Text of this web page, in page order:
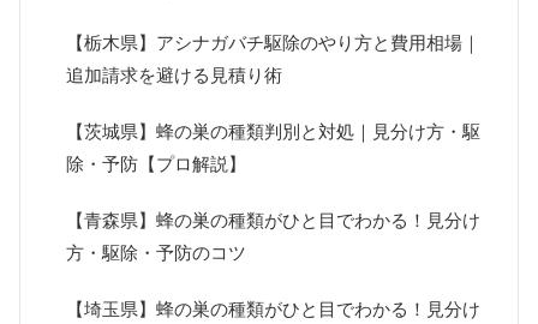
【栃木県】アシナガバチ駆除のやり方と費用相場｜
追加請求を避ける見積り術
【茨城県】蜂の巣の種類判別と対処｜見分け方・駆
除・予防【プロ解説】
【青森県】蜂の巣の種類がひと目でわかる！見分け
方・駆除・予防のコツ
【埼玉県】蜂の巣の種類がひと目でわかる！見分け